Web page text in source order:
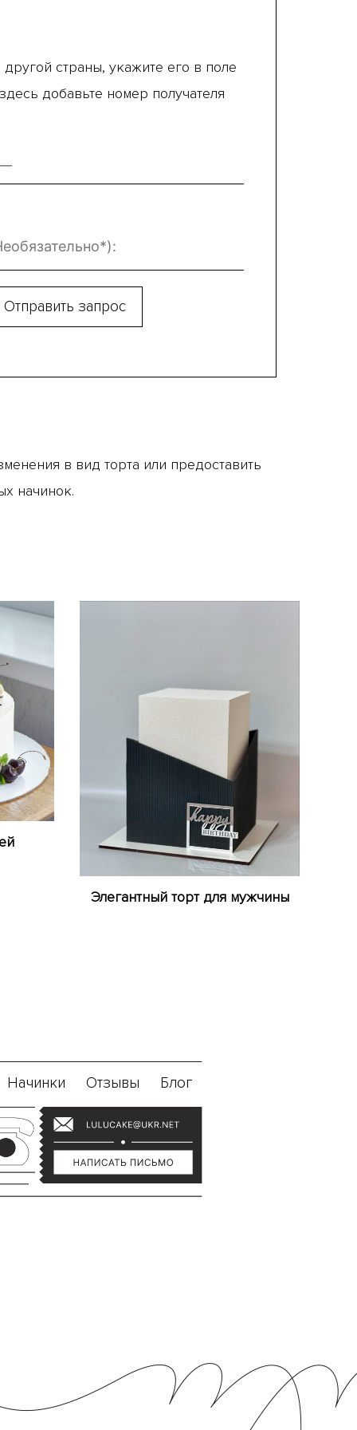
страны, укажите его в поле
добавьте номер получателя
в вид торта или предоставить
начинок.
Элегантный торт для мужчины
Начинки Отзывы Блог